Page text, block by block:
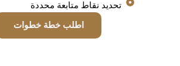
تحديد نقاط متابعة محددة
اطلب خطة خطوات